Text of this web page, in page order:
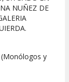
NUÑEZ DE
y